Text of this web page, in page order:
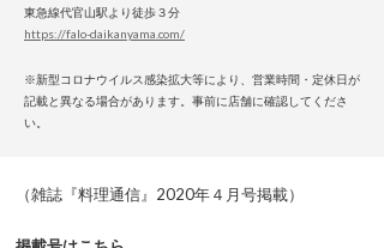
東急線代官山駅より徒歩３分
https://falo-daikanyama.com/
※新型コロナウイルス感染拡大等により、営業時間・定休日が
記載と異なる場合があります。事前に店舗に確認してくださ
い。
（雑誌『料理通信』2020年４月号掲載）